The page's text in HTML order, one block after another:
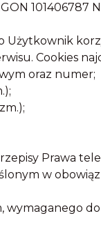
Użytkownik
Cookies
oraz numer;
Prawa
w